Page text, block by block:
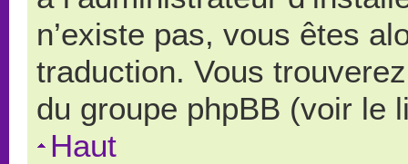
n’existe pas, vous êtes
traduction. Vous
du groupe phpBB (voir le
Haut